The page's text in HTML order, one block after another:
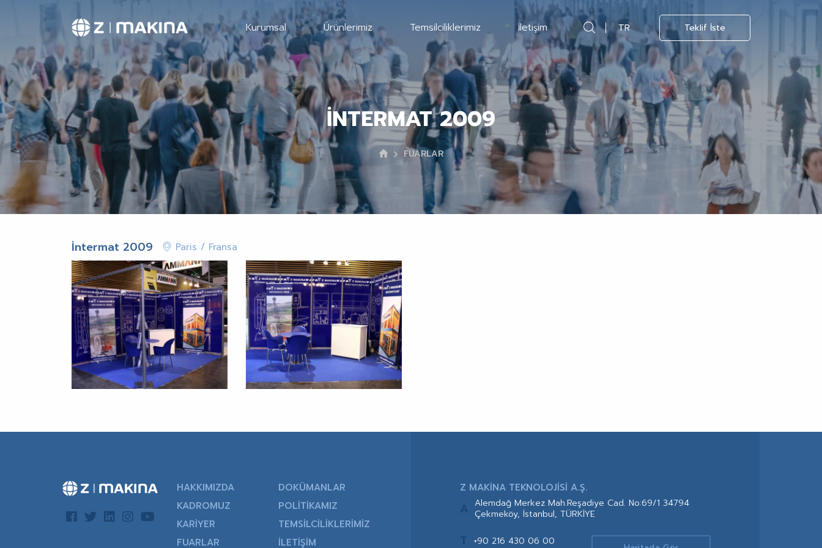
Kurumsal Ürünlerimiz Temsilciliklerimiz İletişim TR Teklif İste
İNTERMAT 2009
FUARLAR
İntermat 2009 Paris / Fransa
HAKKIMIZDA
KADROMUZ
KARİYER
FUARLAR
DOKÜMANLAR
POLİTİKAMIZ
TEMSİLCİLİKLERİMİZ
İLETİŞİM
Z MAKİNA TEKNOLOJİSİ A.Ş.
A Alemdağ Merkez Mah.Reşadiye Cad. No:69/1 34794
Çekmeköy, İstanbul, TÜRKİYE
T +90 216 430 06 00